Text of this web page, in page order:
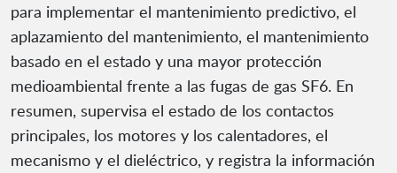
para implementar el mantenimiento predictivo, el
aplazamiento del mantenimiento, el mantenimiento
basado en el estado y una mayor protección
medioambiental frente a las fugas de gas SF6. En
resumen, supervisa el estado de los contactos
principales, los motores y los calentadores, el
mecanismo y el dieléctrico, y registra la información